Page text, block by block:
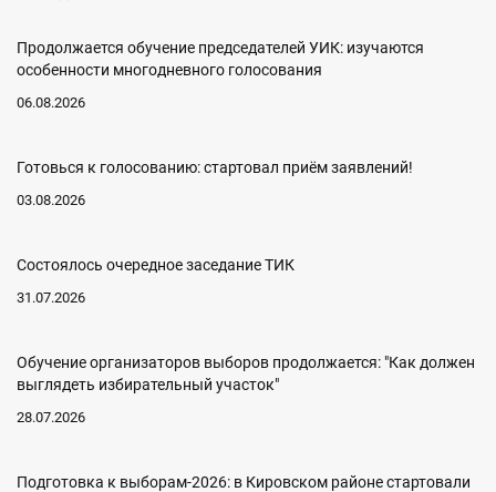
Продолжается обучение председателей УИК: изучаются
особенности многодневного голосования
06.08.2026
Готовься к голосованию: стартовал приём заявлений!
03.08.2026
Состоялось очередное заседание ТИК
31.07.2026
Обучение организаторов выборов продолжается: "Как должен
выглядеть избирательный участок"
28.07.2026
Подготовка к выборам‑2026: в Кировском районе стартовали